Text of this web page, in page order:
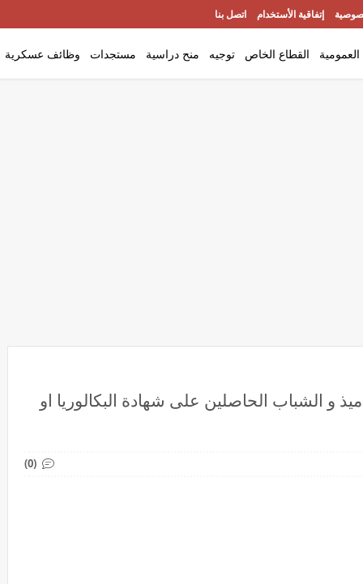
إتفاقية الأستخدام اتصل بنا
القطاع الخاص توجيه منح دراسية مستجدات وظائف عسكرية
و الشباب الحاصلين على شهادة البكالوريا او
(0)